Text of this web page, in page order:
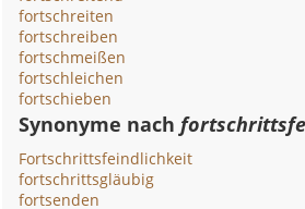
fortschreiten
fortschreiben
fortschmeißen
fortschleichen
fortschieben
Synonyme nach
Fortschrittsfeindlichkeit
fortschrittsgläubig
fortsenden